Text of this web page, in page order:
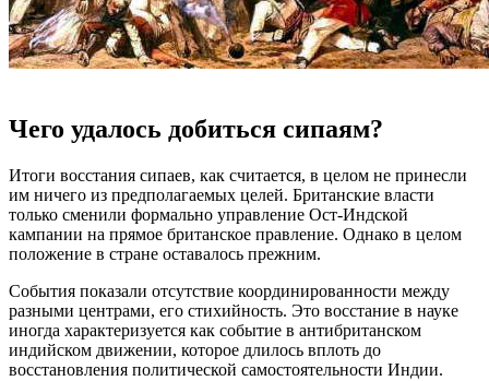
Чего удалось добиться сипаям?
Итоги восстания сипаев, как считается, в целом не принесли
им ничего из предполагаемых целей. Британские власти
только сменили формально управление Ост-Индской
кампании на прямое британское правление. Однако в целом
положение в стране оставалось прежним.
События показали отсутствие координированности между
разными центрами, его стихийность. Это восстание в науке
иногда характеризуется как событие в антибританском
индийском движении, которое длилось вплоть до
восстановления политической самостоятельности Индии.